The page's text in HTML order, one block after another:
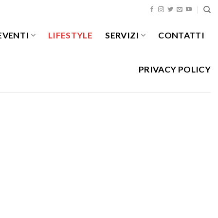
LIFESTYLE SERVIZI CONTATTI
PRIVACY POLICY